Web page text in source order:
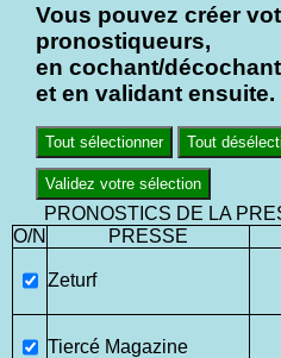
Vous pouvez créer
pronostiqueurs,
en cochant/
et en validant ensuite.
Tout sélectionner Tout
Validez votre sélection
PRONOSTICS DE LA
O/N
PRESSE
Zeturf
Tiercé Magazine